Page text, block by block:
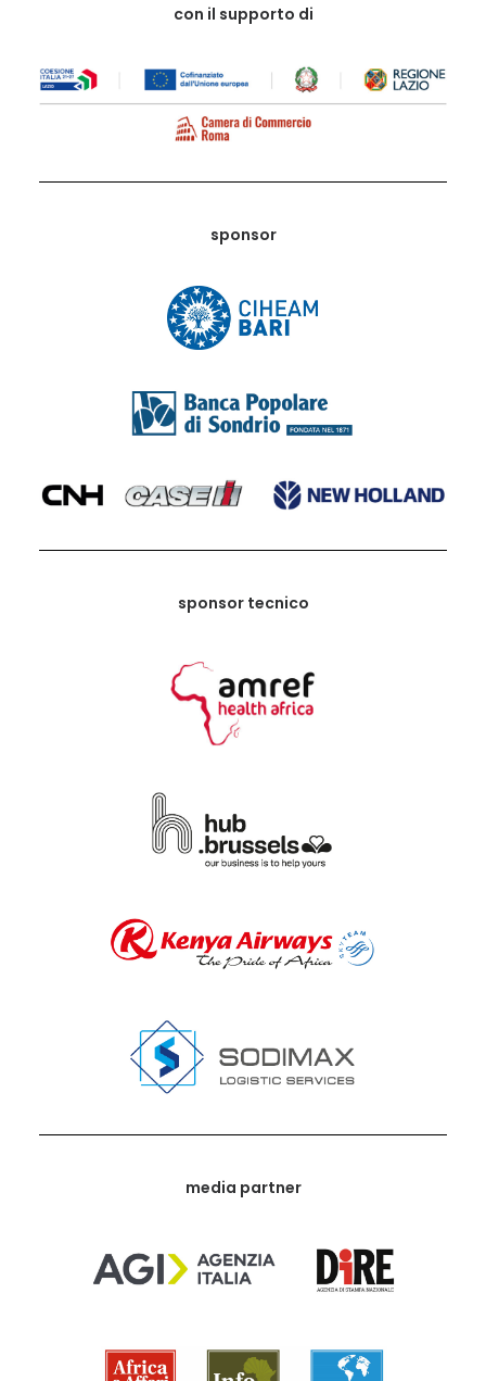
con il supporto di
sponsor
sponsor tecnico
media partner